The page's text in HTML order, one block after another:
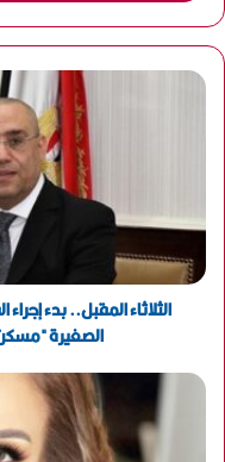
ر
ي
د
ك
ر
الثلاثاء المقبل.. بدء
الصغيرة "مسكن"